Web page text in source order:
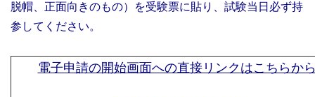
脱帽、正面向きのもの）を受験票に貼り、試験当日必ず持
参してください。
電子申請の開始画面への直接リンクはこちらか